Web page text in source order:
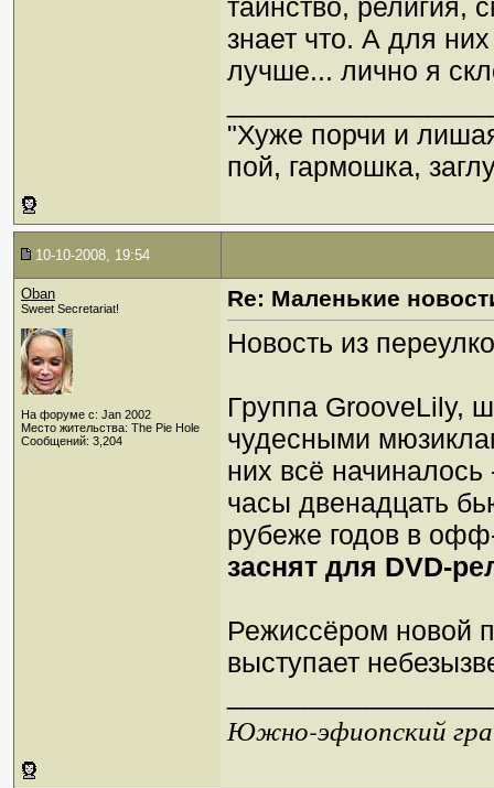
таинство, религия,
знает что. А для
лучше... лично я
"Хуже порчи и
пой, гармошка,
10-10-2008, 19:54
Oban
Sweet Secretariat!
На форуме с: Jan 2002
Место жительства: The Pie Hole
Сообщений: 3,204
Re: Маленькие
Новость из
Группа GrooveLily,
чудесными
них всё
часы двенадцать
рубеже годов в
заснят для DVD-
Режиссёром новой
выступает
Южно-эфиопский